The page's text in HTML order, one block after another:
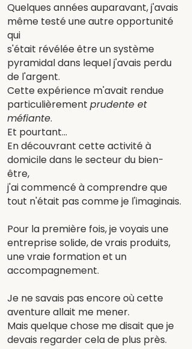
Quelques années auparavant, j'avais
même testé une autre opportunité
qui
s'était révélée être un système
pyramidal dans lequel j'avais perdu
de l'argent.
Cette expérience m'avait rendue
particulièrement prudente et
méfiante.
Et pourtant...
En découvrant cette activité à
domicile dans le secteur du bien-
être,
j'ai commencé à comprendre que
tout n'était pas comme je l'imaginais.
Pour la première fois, je voyais une
entreprise solide, de vrais produits,
une vraie formation et un
accompagnement.
Je ne savais pas encore où cette
aventure allait me mener.
Mais quelque chose me disait que je
devais regarder cela de plus près.